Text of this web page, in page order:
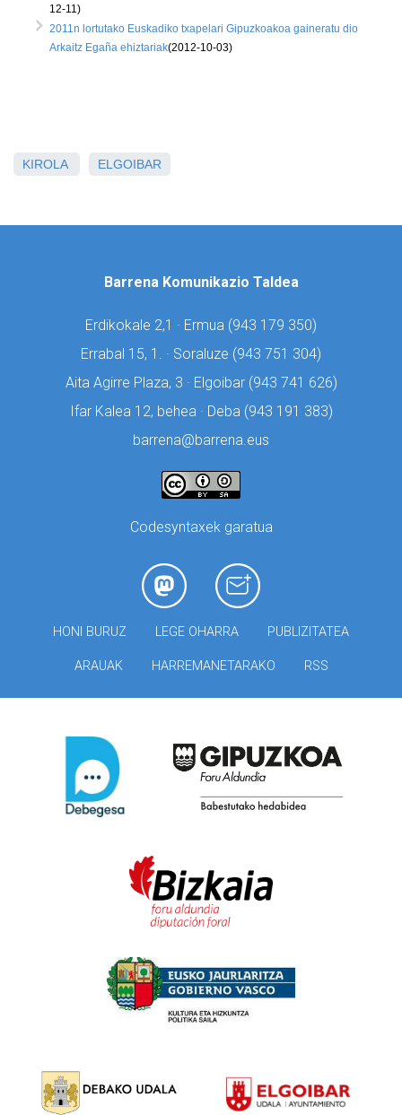
12-11)
2011n lortutako Euskadiko txapelari Gipuzkoakoa gaineratu dio
Arkaitz Egaña ehiztariak(2012-10-03)
KIROLA ELGOIBAR
Barrena Komunikazio Taldea
Erdikokale 2,1 · Ermua (943 179 350)
Errabal 15, 1. · Soraluze (943 751 304)
Aita Agirre Plaza, 3 · Elgoibar (943 741 626)
Ifar Kalea 12, behea · Deba (943 191 383)
barrena@barrena.eus
Codesyntaxek garatua
HONI BURUZ LEGE OHARRA PUBLIZITATEA
ARAUAK HARREMANETARAKO RSS